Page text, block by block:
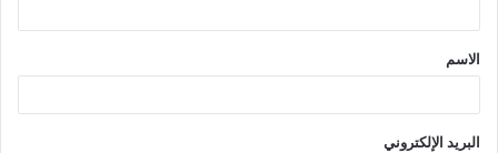
ق
*
الاسم
البريد الإلكتروني